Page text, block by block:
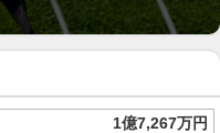
1億7,267万円